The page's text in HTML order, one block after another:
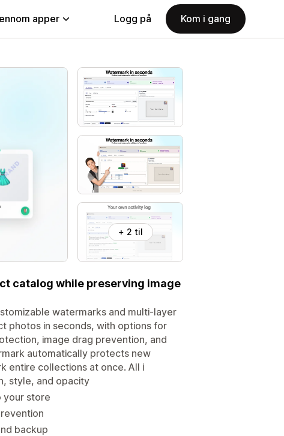
apper Logg på Kom i gang
+ 2 til
catalog while preserving image
watermarks and multi-layer
photos in seconds, with options for
image drag prevention, and
automatically protects new
entire collections at once. All i
style, and opacity
your store
backup